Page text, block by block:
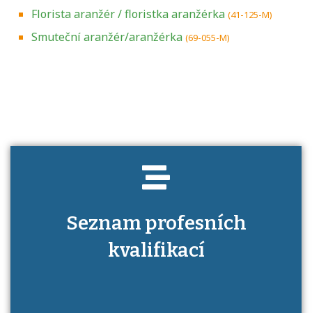
Florista aranžér / floristka aranžérka (41-125-M)
Smuteční aranžér/aranžérka (69-055-M)
Seznam profesních
kvalifikací
Projděte si seznam profesních kvalifikací.